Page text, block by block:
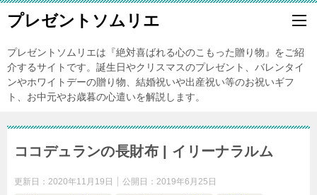
プレゼントソムリエ
プレゼントソムリエは『絶対喜ばれる心のこもった贈り物』をご紹
介するサイトです。誕生日やクリスマスのプレゼント、バレンタイ
ンやホワイトデーの贈り物、結婚祝いや出産祝い等のお祝いギフ
ト、お中元やお歳暮の心遣いを解説します。
ココデュランの長財布 | イリーナラルム
更新日： 2020年11月19日 公開日： 2019年6月25日